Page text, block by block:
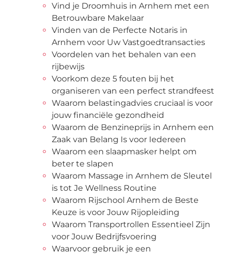
Vind je Droomhuis in Arnhem met een
Betrouwbare Makelaar
Vinden van de Perfecte Notaris in
Arnhem voor Uw Vastgoedtransacties
Voordelen van het behalen van een
rijbewijs
Voorkom deze 5 fouten bij het
organiseren van een perfect strandfeest
Waarom belastingadvies cruciaal is voor
jouw financiële gezondheid
Waarom de Benzineprijs in Arnhem een
Zaak van Belang Is voor Iedereen
Waarom een slaapmasker helpt om
beter te slapen
Waarom Massage in Arnhem de Sleutel
is tot Je Wellness Routine
Waarom Rijschool Arnhem de Beste
Keuze is voor Jouw Rijopleiding
Waarom Transportrollen Essentieel Zijn
voor Jouw Bedrijfsvoering
Waarvoor gebruik je een